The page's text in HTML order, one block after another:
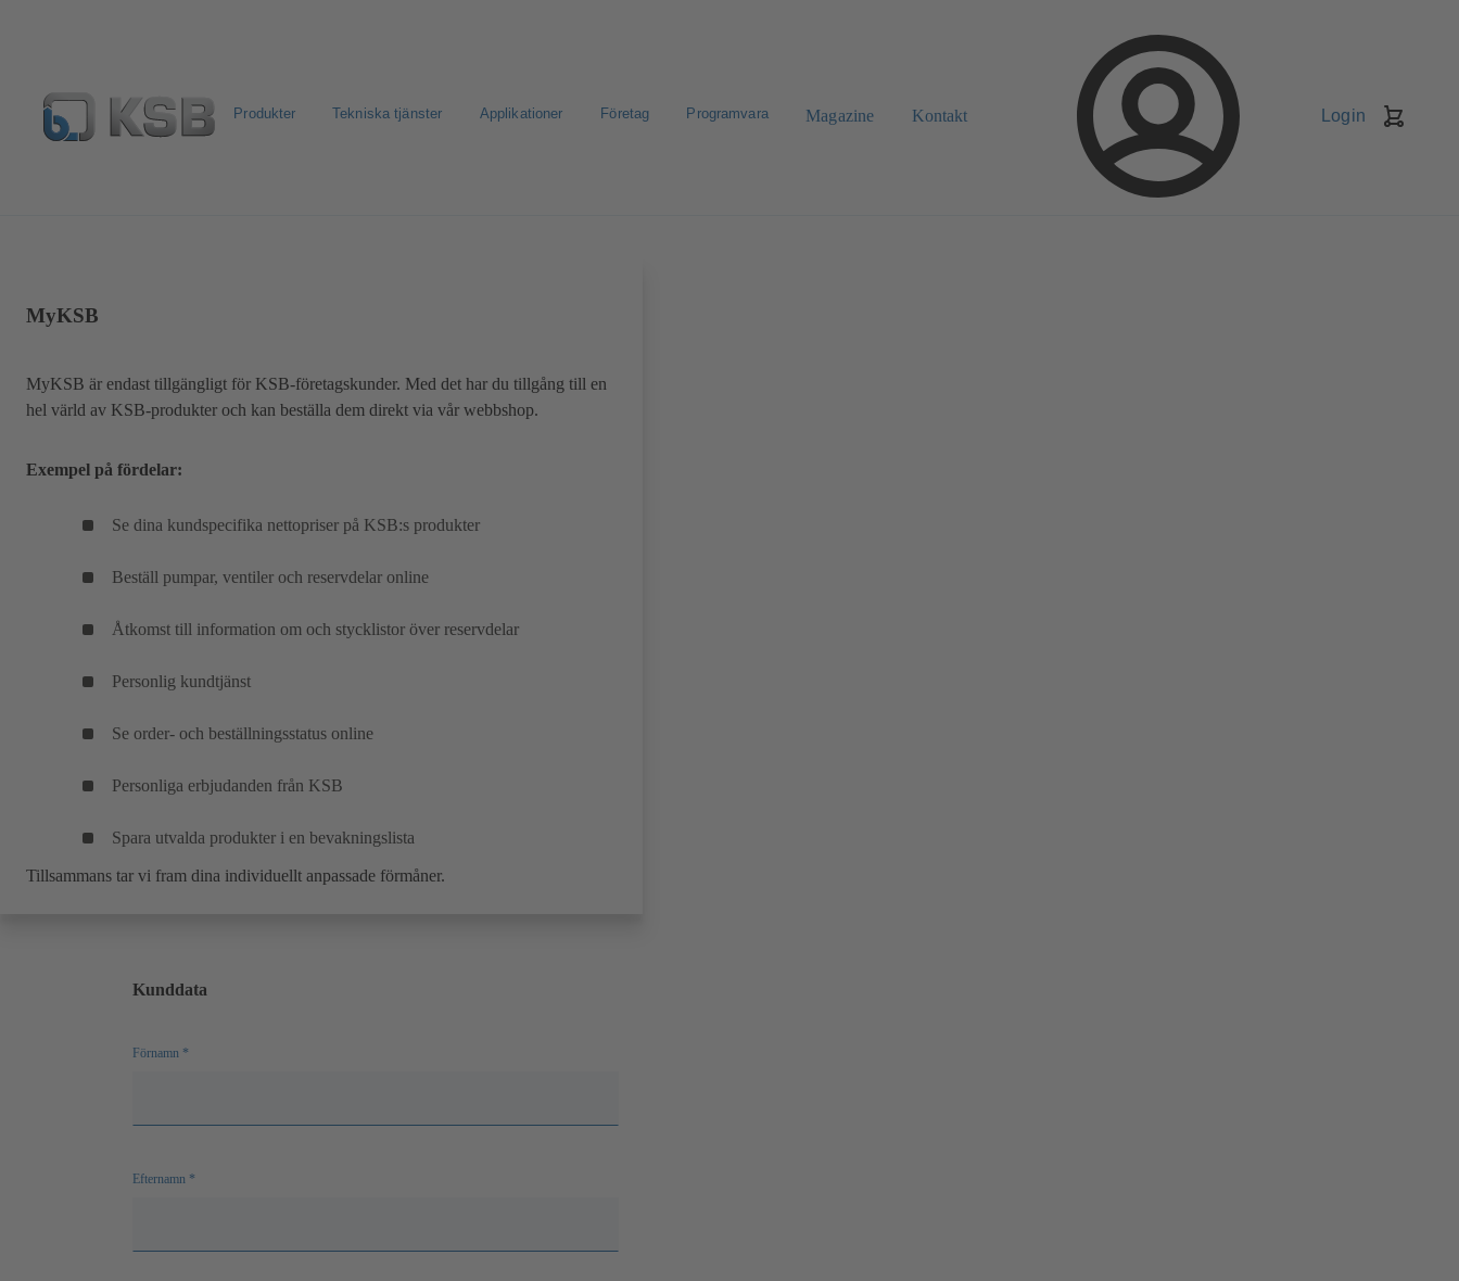
Produkter Tekniska tjänster Applikationer Företag Programvara Magazine Kontakt Login
MyKSB
MyKSB är endast tillgängligt för KSB-företagskunder. Med det har du tillgång till en
hel värld av KSB-produkter och kan beställa dem direkt via vår webbshop.
Exempel på fördelar:
Se dina kundspecifika nettopriser på KSB:s produkter
Beställ pumpar, ventiler och reservdelar online
Åtkomst till information om och stycklistor över reservdelar
Personlig kundtjänst
Se order- och beställningsstatus online
Personliga erbjudanden från KSB
Spara utvalda produkter i en bevakningslista
Tillsammans tar vi fram dina individuellt anpassade förmåner.
Kunddata
Förnamn *
Efternamn *